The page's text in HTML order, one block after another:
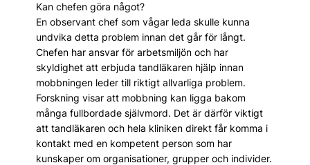
Kan chefen göra något?
En observant chef som vågar leda skulle kunna
undvika detta problem innan det går för långt.
Chefen har ansvar för arbetsmiljön och har
skyldighet att erbjuda tandläkaren hjälp innan
mobbningen leder till riktigt allvarliga problem.
Forskning visar att mobbning kan ligga bakom
många fullbordade självmord. Det är därför viktigt
att tandläkaren och hela kliniken direkt får komma i
kontakt med en kompetent person som har
kunskaper om organisationer, grupper och individer.